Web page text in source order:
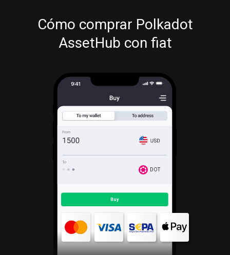
Cómo comprar Polkadot
AssetHub con fiat
DOT